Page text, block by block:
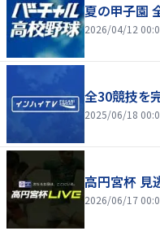
夏の甲子園
2026/04/12
全30競技を
2025/06/18
高円宮杯 見
2026/06/17